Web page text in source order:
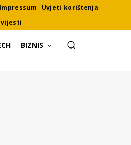
Impressum
Uvjeti korištenja
BIZNIS